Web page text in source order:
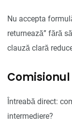
Nu accepta
returnează” fără
clauză clară
Întreabă direct:
intermediere?